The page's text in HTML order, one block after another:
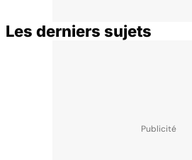
Les derniers sujets